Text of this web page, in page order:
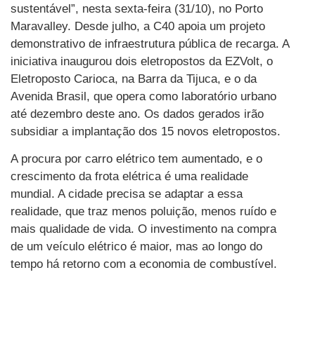
sustentável”, nesta sexta-feira (31/10), no Porto
Maravalley. Desde julho, a C40 apoia um projeto
demonstrativo de infraestrutura pública de recarga. A
iniciativa inaugurou dois eletropostos da EZVolt, o
Eletroposto Carioca, na Barra da Tijuca, e o da
Avenida Brasil, que opera como laboratório urbano
até dezembro deste ano. Os dados gerados irão
subsidiar a implantação dos 15 novos eletropostos.
A procura por carro elétrico tem aumentado, e o
crescimento da frota elétrica é uma realidade
mundial. A cidade precisa se adaptar a essa
realidade, que traz menos poluição, menos ruído e
mais qualidade de vida. O investimento na compra
de um veículo elétrico é maior, mas ao longo do
tempo há retorno com a economia de combustível.